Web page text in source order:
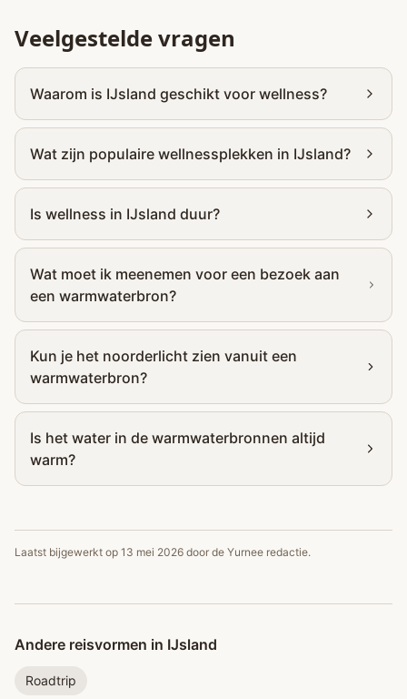
Veelgestelde vragen
Waarom is IJsland geschikt voor wellness?
Wat zijn populaire wellnessplekken in IJsland?
Is wellness in IJsland duur?
Wat moet ik meenemen voor een bezoek aan
een warmwaterbron?
Kun je het noorderlicht zien vanuit een
warmwaterbron?
Is het water in de warmwaterbronnen altijd
warm?
Laatst bijgewerkt op 13 mei 2026 door de Yurnee redactie.
Andere reisvormen in IJsland
Roadtrip